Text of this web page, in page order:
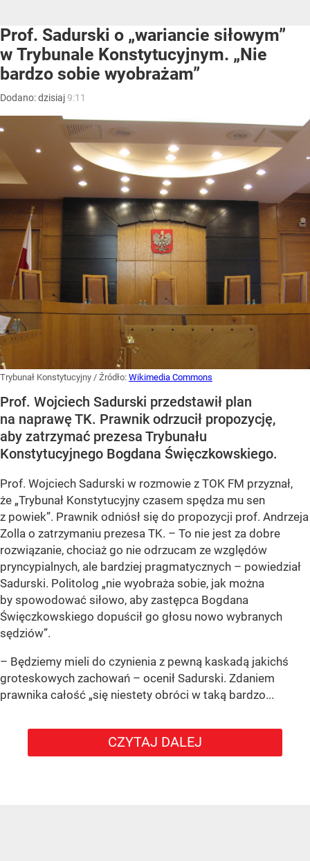
Prof. Sadurski o „wariancie siłowym”
w Trybunale Konstytucyjnym. „Nie
bardzo sobie wyobrażam”
Dodano:dzisiaj9:11
Trybunał Konstytucyjny / Źródło: Wikimedia Commons
Prof. Wojciech Sadurski przedstawił plan
na naprawę TK. Prawnik odrzucił propozycję,
aby zatrzymać prezesa Trybunału
Konstytucyjnego Bogdana Święczkowskiego.
Prof. Wojciech Sadurski w rozmowie z TOK FM przyznał,
że „Trybunał Konstytucyjny czasem spędza mu sen
z powiek”. Prawnik odniósł się do propozycji prof. Andrzeja
Zolla o zatrzymaniu prezesa TK. – To nie jest za dobre
rozwiązanie, chociaż go nie odrzucam ze względów
pryncypialnych, ale bardziej pragmatycznych – powiedział
Sadurski. Politolog „nie wyobraża sobie, jak można
by spowodować siłowo, aby zastępca Bogdana
Święczkowskiego dopuścił go głosu nowo wybranych
sędziów”.
– Będziemy mieli do czynienia z pewną kaskadą jakichś
groteskowych zachowań – ocenił Sadurski. Zdaniem
prawnika całość „się niestety obróci w taką bardzo...
CZYTAJ DALEJ